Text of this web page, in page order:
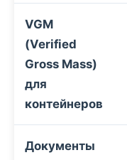
VGM
(Verified
Gross Mass)
для
контейнеров
Документы